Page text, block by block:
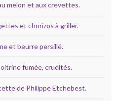
melon et aux crevettes.
et chorizos à griller.
et beurre persillé.
fumée, crudités.
de Philippe Etchebest.